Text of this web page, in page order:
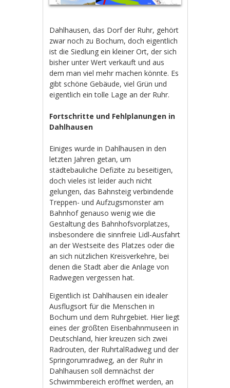
Dahlhausen, das Dorf der Ruhr, gehört
zwar noch zu Bochum, doch eigentlich
ist die Siedlung ein kleiner Ort, der sich
bisher unter Wert verkauft und aus
dem man viel mehr machen könnte. Es
gibt schöne Gebäude, viel Grün und
eigentlich ein tolle Lage an der Ruhr.
Fortschritte und Fehlplanungen in
Dahlhausen
Einiges wurde in Dahlhausen in den
letzten Jahren getan, um
städtebauliche Defizite zu beseitigen,
doch vieles ist leider auch nicht
gelungen, das Bahnsteig verbindende
Treppen- und Aufzugsmonster am
Bahnhof genauso wenig wie die
Gestaltung des Bahnhofsvorplatzes,
insbesondere die sinnfreie Lidl-Ausfahrt
an der Westseite des Platzes oder die
an sich nützlichen Kreisverkehre, bei
denen die Stadt aber die Anlage von
Radwegen vergessen hat.
Eigentlich ist Dahlhausen ein idealer
Ausflugsort für die Menschen in
Bochum und dem Ruhrgebiet. Hier liegt
eines der größten Eisenbahnmuseen in
Deutschland, hier kreuzen sich zwei
Radrouten, der RuhrtalRadweg und der
Springorumradweg, an der Ruhr in
Dahlhausen soll demnächst der
Schwimmbereich eröffnet werden, an